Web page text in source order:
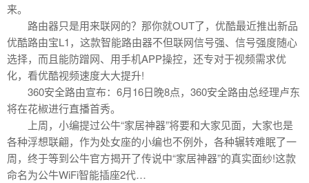
来。
路由器只是用来联网的？那你就OUT了，优酷最近推出新品
优酷路由宝L1，这款智能路由器不但联网信号强、信号强度随心
选择，而且能防蹭网、用手机APP操控，还专对于视频需求优
化，看优酷视频速度大大提升!
360安全路由宣布：6月16日晚8点，360安全路由总经理卢东
将在花椒进行直播首秀。
上周，小编提过公牛“家居神器”将要和大家见面，大家也是
各种浮想联翩，作为处女座的小编也不例外，各种辗转难眠了一
周，终于等到公牛官方揭开了传说中“家居神器”的真实面纱!这款
命名为公牛WiFi智能插座2代…